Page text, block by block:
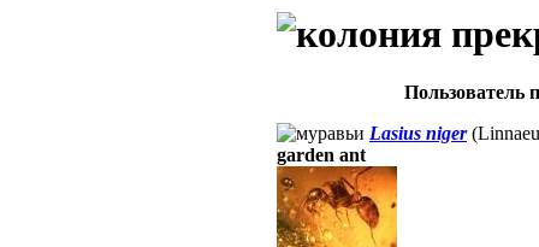
Пользователь
Lasius niger
garden ant